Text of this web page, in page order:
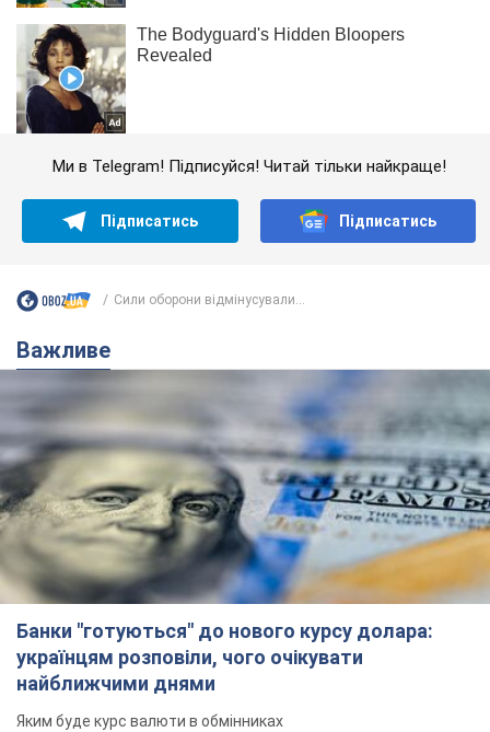
Ми в Telegram! Підписуйся! Читай тільки найкраще!
Підписатись Підписатись
Сили оборони відмінусували...
Важливе
Банки "готуються" до нового курсу долара:
українцям розповіли, чого очікувати
найближчими днями
Яким буде курс валюти в обмінниках